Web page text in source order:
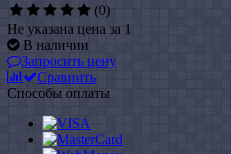
(0)
Не указана цена за 1
В наличии
Запросить цену
Сравнить
Способы оплаты